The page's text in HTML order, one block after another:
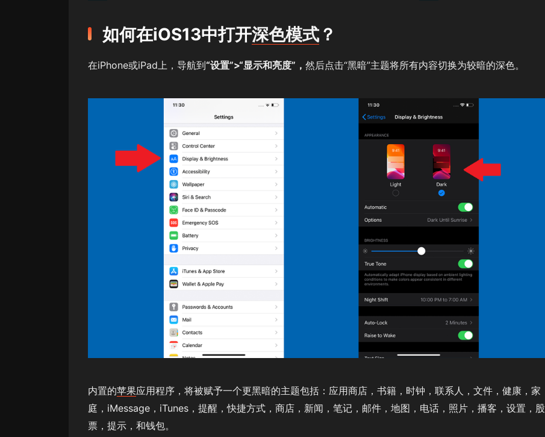
如何在iOS13中打开深色模式 ？
在iPhone或iPad上，导航到“设置”>“显示和亮度”， 然后点击“黑暗”主题将所有内容切换为较暗的深色。
内置的苹果应用程序，将被赋予一个更黑暗的主题包括：应用商店，书籍，时钟，联系人，文件，健康，家
庭，iMessage，iTunes，提醒，快捷方式，商店，新闻，笔记，邮件，地图，电话，照片，播客，设置，股
票，提示，和钱包。